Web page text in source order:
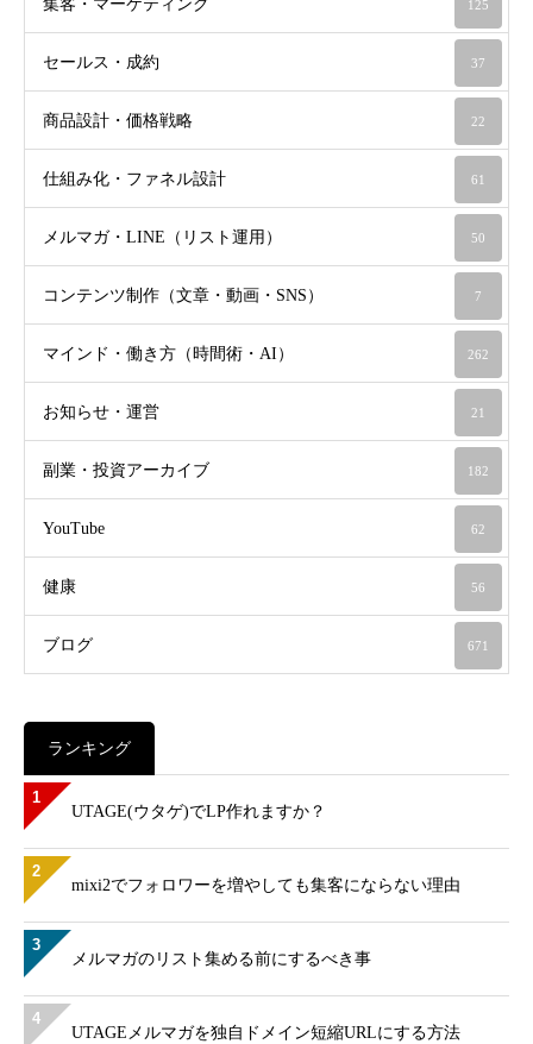
集客・マーケティング 125
セールス・成約 37
商品設計・価格戦略 22
仕組み化・ファネル設計 61
メルマガ・LINE（リスト運用） 50
コンテンツ制作（文章・動画・SNS） 7
マインド・働き方（時間術・AI） 262
お知らせ・運営 21
副業・投資アーカイブ 182
YouTube 62
健康 56
ブログ 671
ランキング
1
UTAGE(ウタゲ)でLP作れますか？
2
mixi2でフォロワーを増やしても集客にならない理由
3
メルマガのリスト集める前にするべき事
4
UTAGEメルマガを独自ドメイン短縮URLにする方法